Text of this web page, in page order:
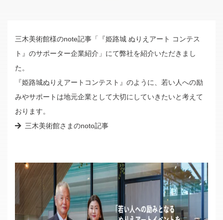
ご挨拶
Contact
開発許可申請についてのお問い合わせ
その他のお問い合わせ
三木美術館様のnote記事「『姫路城 ぬりえアート コンテス
ト』のサポーター企業紹介」にて弊社を紹介いただきまし
た。
『姫路城ぬりえアートコンテスト』のように、若い人への励
みやサポートは地元企業として大切にしていきたいと考えて
おります。
三木美術館さまのnoto記事